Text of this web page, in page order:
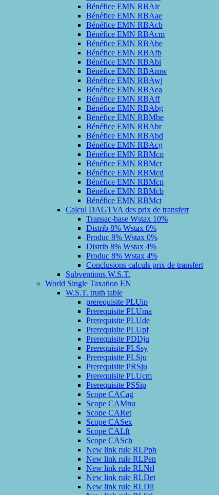
Bénéfice EMN RBAir
Bénéfice EMN RBAae
Bénéfice EMN RBAcb
Bénéfice EMN RBAcm
Bénéfice EMN RBAbe
Bénéfice EMN RBAfb
Bénéfice EMN RBAbi
Bénéfice EMN RBAmw
Bénéfice EMN RBAwj
Bénéfice EMN RBAea
Bénéfice EMN RBAff
Bénéfice EMN RBAbg
Bénéfice EMN RBMbe
Bénéfice EMN RBAbr
Bénéfice EMN RBAbd
Bénéfice EMN RBAcg
Bénéfice EMN RBMco
Bénéfice EMN RBMcr
Bénéfice EMN RBMcd
Bénéfice EMN RBMcp
Bénéfice EMN RBMcb
Bénéfice EMN RBMct
Calcul DAGTVA des prix de transfert
Transac-base Wstax 10%
Distrib 8% Wstax 0%
Produc 8% Wstax 0%
Distrib 8% Wstax 4%
Produc 8% Wstax 4%
Conclusions calculs prix de transfert
Subventions W.S.T.
World Single Taxation EN
W.S.T. truth table
prerequisite PLUip
Prerequisite PLUma
Prerequisite PLUde
Prerequisite PLUpf
Prerequisite PDDju
Prerequisite PLSsy
Prerequisite PLSju
Prerequisite PRSju
Prerequisite PLUcm
Prerequisite PSSip
Scope CACag
Scope CAMnu
Scope CARet
Scope CASex
Scope CALft
Scope CASch
New link rule RLPph
New link rule RLPen
New link rule RLNrl
New link rule RLDet
New link rule RLDli